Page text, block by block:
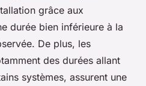
grâce aux
durée bien inférieure à la
De plus, les
des durées allant
systèmes, assurent une